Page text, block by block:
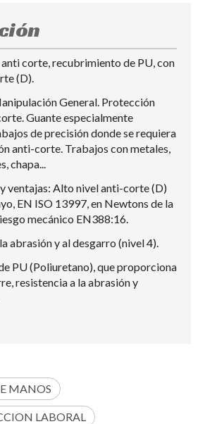
corte, recubrimiento de PU, con
(D).
General. Protección
Guante especialmente
de precisión donde se requiera
anti-corte. Trabajos con metales,
chapa...
ventajas: Alto nivel anti-corte (D)
EN ISO 13997, en Newtons de la
mecánico EN388:16.
abrasión y al desgarro (nivel 4).
PU (Poliuretano), que proporciona
resistencia a la abrasión y
MANOS
LABORAL